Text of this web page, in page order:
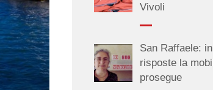
Vivoli
San Raffaele:
risposte la
prosegue